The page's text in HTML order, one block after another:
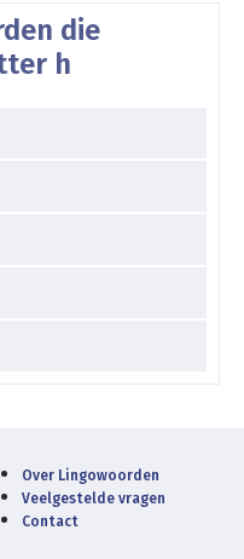
die
h
Over Lingowoorden
Veelgestelde vragen
Contact